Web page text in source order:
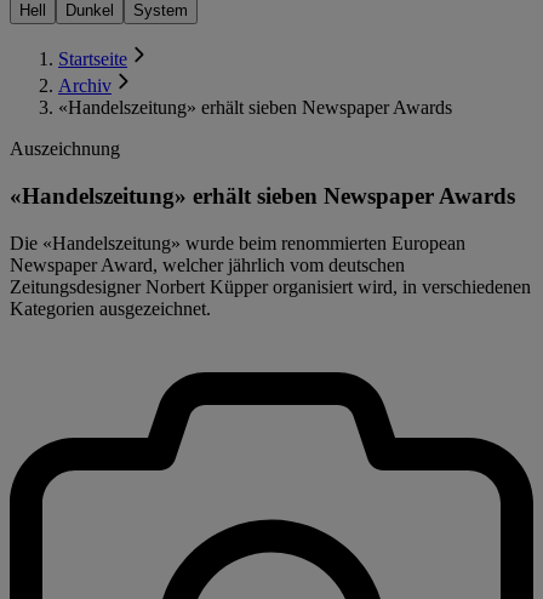
Hell Dunkel System
Startseite
Archiv
«Handelszeitung» erhält sieben Newspaper Awards
Auszeichnung
«Handelszeitung» erhält sieben Newspaper Awards
Die «Handelszeitung» wurde beim renommierten European
Newspaper Award, welcher jährlich vom deutschen
Zeitungsdesigner Norbert Küpper organisiert wird, in verschiedenen
Kategorien ausgezeichnet.